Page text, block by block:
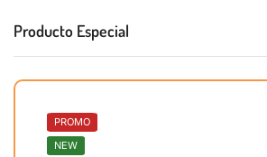
Producto Especial
PROMO
NEW